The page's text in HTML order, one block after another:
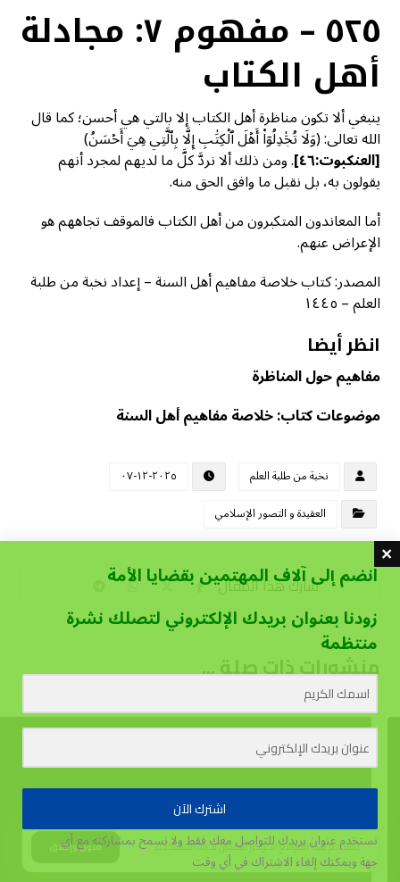
٥٢٥ – مفهوم ٧: مجادلة
أهل الكتاب
ينبغي ألا تكون مناظرة أهل الكتاب إلا بالتي هي أحسن؛ كما قال
الله تعالى: (وَلَا تُجَٰدِلُوٓاْ أَهۡلَ ٱلۡكِتَٰبِ إِلَّا بِٱلَّتِي هِيَ أَحۡسَنُ)
[العنكبوت:٤٦] . ومن ذلك ألا نردَّ كلَّ ما لديهم لمجرد أنهم
يقولون به، بل نقبل ما وافق الحق منه.
أما المعاندون المتكبرون من أهل الكتاب فالموقف تجاههم هو
الإعراض عنهم.
المصدر: كتاب خلاصة مفاهيم أهل السنة – إعداد نخبة من طلبة
العلم – ١٤٤٥
انظر أيضا
مفاهيم حول المناظرة
موضوعات كتاب: خلاصة مفاهيم أهل السنة
نخبة من طلبة العلم
٢٠٢٥-١٢-٠٧
العقيدة و التصور الإسلامي
منشورات ذات صلة ...
يستخدم هذا الموقع الكوكيز لتحسين تجربة المستخدم. قبول وإغلاق
انضم إلى آلاف المهتمين بقضايا الأمة
زودنا بعنوان بريدك الإلكتروني لتصلك نشرة
منتظمة
اشترك الآن
نستخدم عنوان بريدك للتواصل معك فقط ولا نسمح بمشاركته مع أي
جهةويمكنك إلغاء الاشتراك في أي وقت